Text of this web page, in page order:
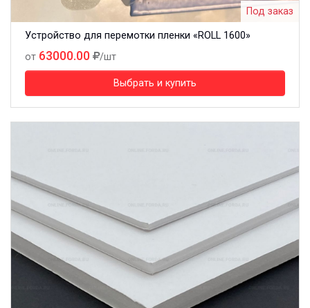
Под заказ
Устройство для перемотки пленки «ROLL 1600»
от 63000.00 /шт
Выбрать и купить